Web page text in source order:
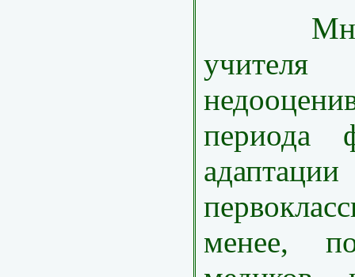
периода
адаптации
менее,